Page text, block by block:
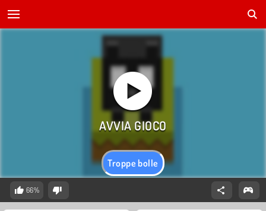
Troppe bolle
66%